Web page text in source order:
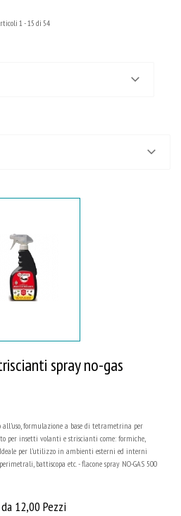
1 -15 di 54
spray no-gas
formulazione a base di tetrametrina per
per insetti volanti e striscianti come: formiche,
Ideale per l’utilizzo in ambienti esterni ed interni
battiscopa etc. - flacone spray NO-GAS 500
12,00 Pezzi